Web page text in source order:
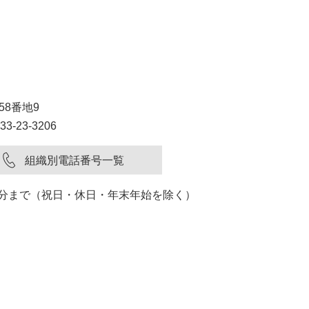
番地9
23-3206
組織別電話番号一覧
で（祝日・休日・年末年始を除く）